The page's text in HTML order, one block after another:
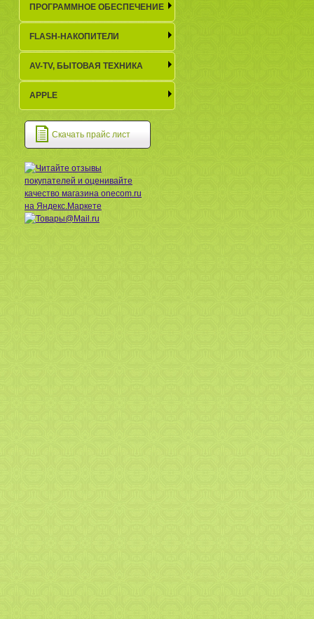
ПРОГРАММНОЕ ОБЕСПЕЧЕНИЕ
FLASH-НАКОПИТЕЛИ
AV-TV, БЫТОВАЯ ТЕХНИКА
APPLE
Скачать прайс лист